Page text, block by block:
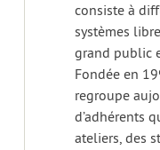
consiste à
systèmes
grand public
Fondée en
regroupe
d’adhérents
ateliers, des